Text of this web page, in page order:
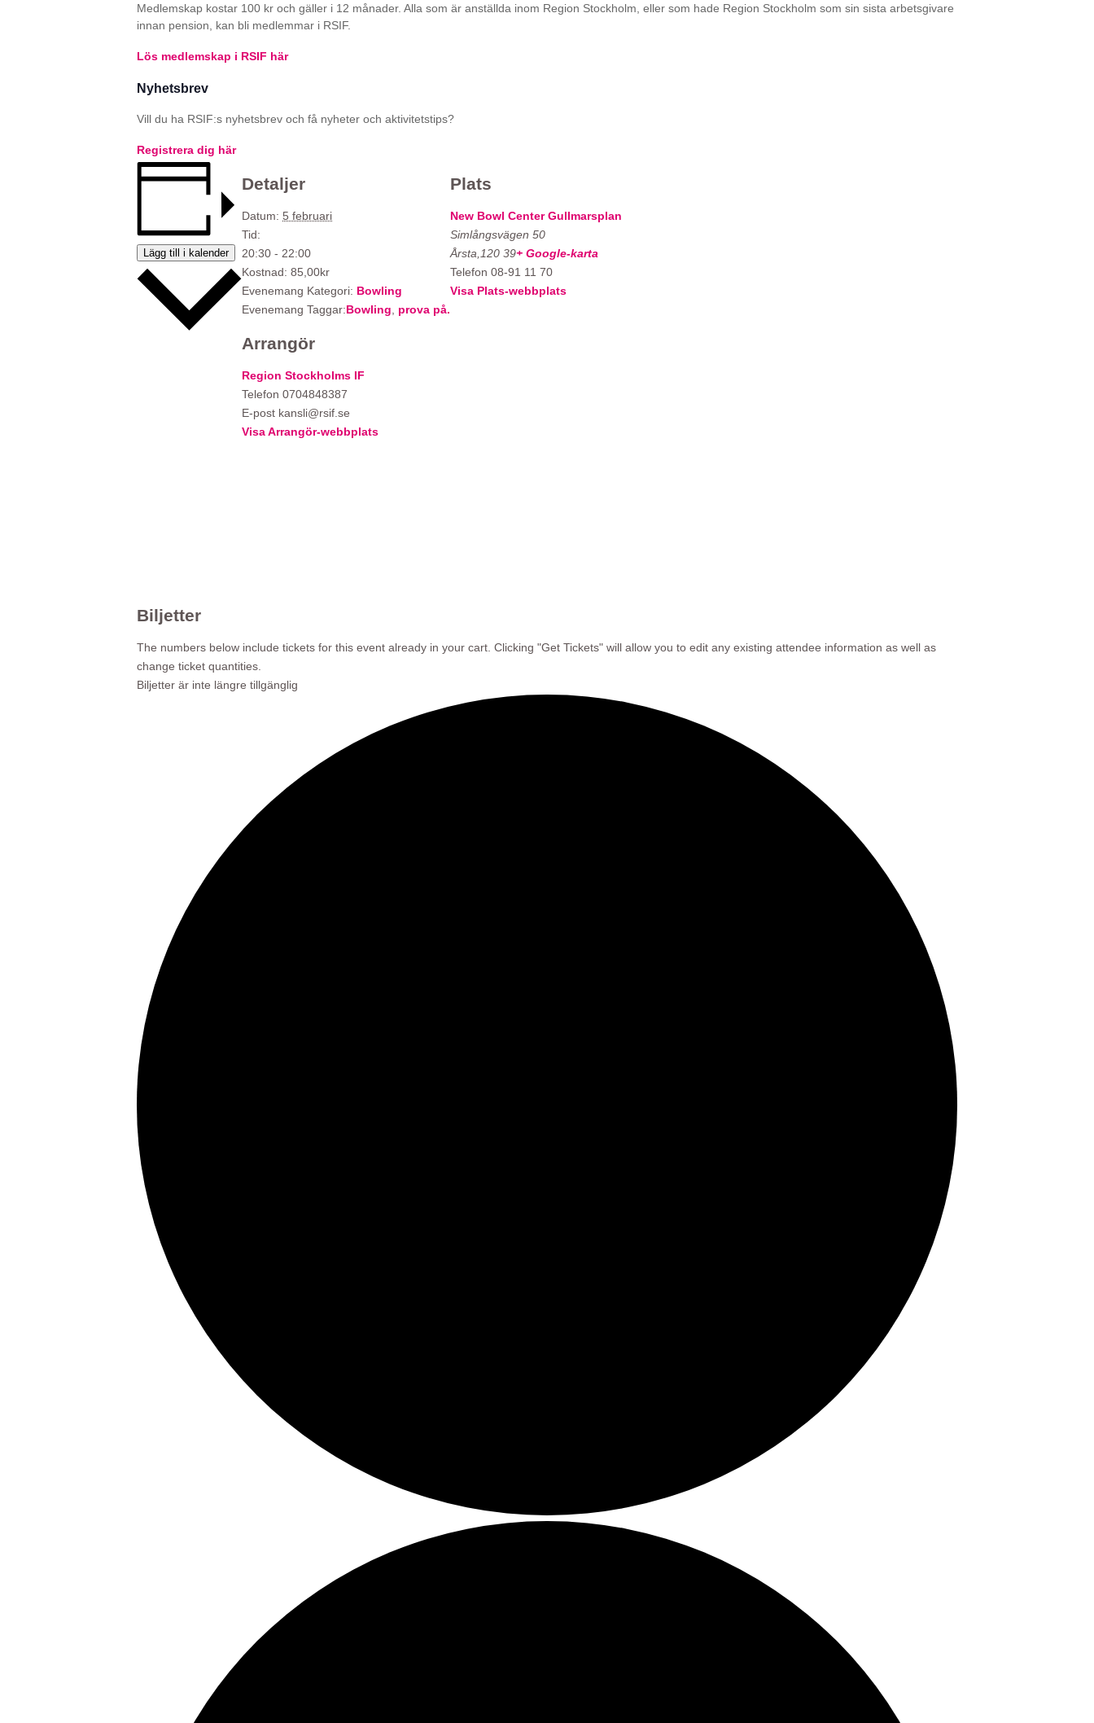
Medlemskap kostar 100 kr och gäller i 12 månader. Alla som är anställda inom Region Stockholm, eller som hade Region Stockholm som sin sista arbetsgivare
innan pension, kan bli medlemmar i RSIF.
Lös medlemskap i RSIF här
Nyhetsbrev
Vill du ha RSIF:s nyhetsbrev och få nyheter och aktivitetstips?
Registrera dig här
Lägg till i kalender
Detaljer
Datum: 5 februari
Tid:
20:30 - 22:00
Kostnad: 85,00kr
Evenemang Kategori: Bowling
Evenemang Taggar:Bowling prova på.
Arrangör
Region Stockholms IF
Telefon 0704848387
E-post kansli@rsif.se
Visa Arrangör-webbplats
Plats
New Bowl Center Gullmarsplan
Simlångsvägen 50
Årsta 120 39+ Google-karta
Telefon 08-91 11 70
Visa Plats-webbplats
Biljetter
The numbers below include tickets for this event already in your cart. Clicking "Get Tickets" will allow you to edit any existing attendee information as well as
change ticket quantities.
Biljetter är inte längre tillgänglig